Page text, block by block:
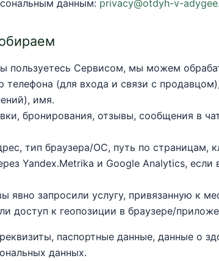
данным: privacy@otdyh-v-
пользуетесь Сервисом, мы можем
телефона (для входа и связи с
имя.
бронирования, отзывы, сообщения в
тип браузера/ОС, путь по страницам,
Yandex.Metrika и Google Analytics, если
явно запросили услугу, привязанную к
доступ к геопозиции в браузере/
паспортные данные, данные о
данных.